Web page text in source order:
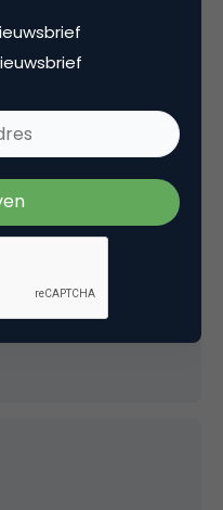
kwaliteit
Door cloudservices
te gebruiken.
tijd.”
een dubbeltje